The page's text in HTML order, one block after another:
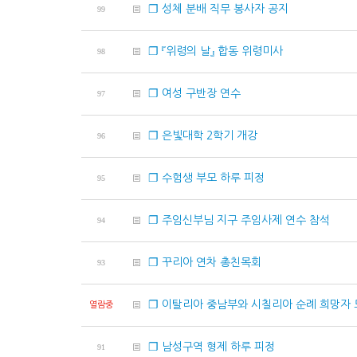
99 ❐ 성체 분배 직무 봉사자 공지
98 ❐ 『위령의 날』 합동 위령미사
97 ❐ 여성 구반장 연수
96 ❐ 은빛대학 2학기 개강
95 ❐ 수험생 부모 하루 피정
94 ❐ 주임신부님 지구 주임사제 연수 참석
93 ❐ 꾸리아 연차 총친목회
열람중 ❐ 이탈리아 중남부와 시칠리아 순례 희망자
91 ❐ 남성구역 형제 하루 피정